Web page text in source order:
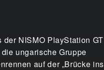
NISMO PlayStation GT
ungarische Gruppe
auf der „Brücke ins